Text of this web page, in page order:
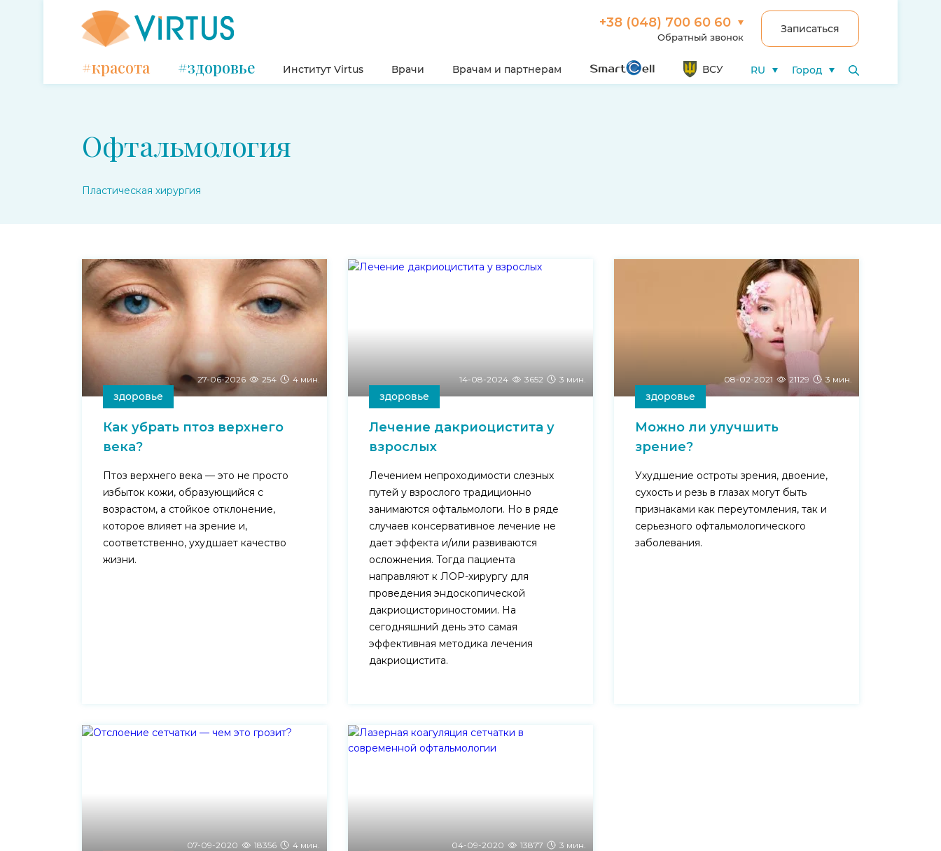
+38 (048) 700 60 60
Обратный звонок
Записаться
#красота #здоровье Институт Virtus Врачи Врачам и партнерам ВСУ RU Город
Офтальмология
Пластическая хирургия
27-06-2026 254 4 мин.
здоровье
Как убрать птоз верхнего
века?
Птоз верхнего века — это не просто
избыток кожи, образующийся с
возрастом, а стойкое отклонение,
которое влияет на зрение и,
соответственно, ухудшает качество
жизни.
14-08-2024 3652 3 мин.
здоровье
Лечение дакриоцистита у
взрослых
Лечением непроходимости слезных
путей у взрослого традиционно
занимаются офтальмологи. Но в ряде
случаев консервативное лечение не
дает эффекта и/или развиваются
осложнения. Тогда пациента
направляют к ЛОР-хирургу для
проведения эндоскопической
дакриоцисториностомии. На
сегодняшний день это самая
эффективная методика лечения
дакриоцистита.
08-02-2021 21129 3 мин.
здоровье
Можно ли улучшить
зрение?
Ухудшение остроты зрения, двоение,
сухость и резь в глазах могут быть
признаками как переутомления, так и
серьезного офтальмологического
заболевания.
07-09-2020 18356 4 мин. 04-09-2020 13877 3 мин.